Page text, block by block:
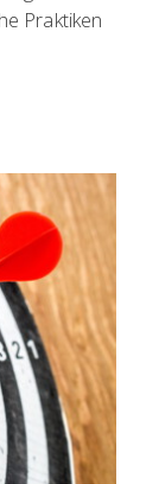
Praktiken